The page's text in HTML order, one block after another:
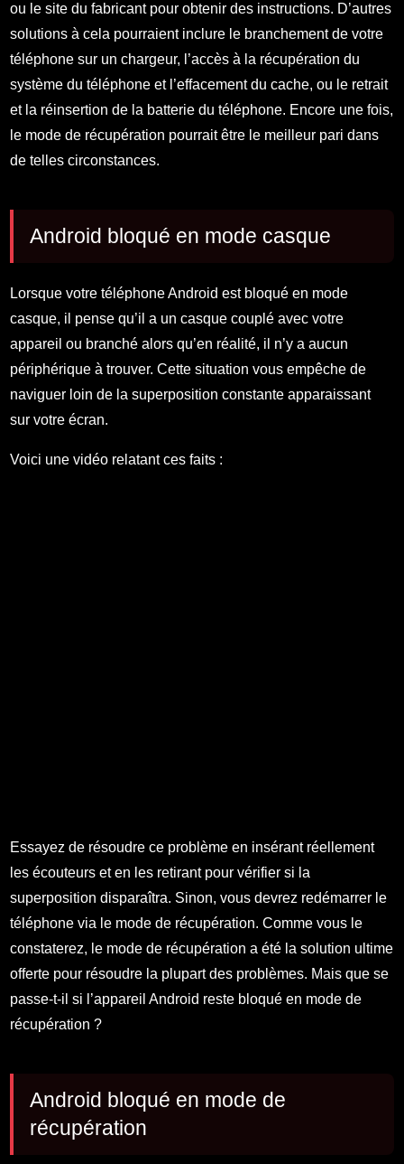
ou le site du fabricant pour obtenir des instructions. D’autres
solutions à cela pourraient inclure le branchement de votre
téléphone sur un chargeur, l’accès à la récupération du
système du téléphone et l’effacement du cache, ou le retrait
et la réinsertion de la batterie du téléphone. Encore une fois,
le mode de récupération pourrait être le meilleur pari dans
de telles circonstances.
Android bloqué en mode casque
Lorsque votre téléphone Android est bloqué en mode
casque, il pense qu’il a un casque couplé avec votre
appareil ou branché alors qu’en réalité, il n’y a aucun
périphérique à trouver. Cette situation vous empêche de
naviguer loin de la superposition constante apparaissant
sur votre écran.
Voici une vidéo relatant ces faits :
Essayez de résoudre ce problème en insérant réellement
les écouteurs et en les retirant pour vérifier si la
superposition disparaîtra. Sinon, vous devrez redémarrer le
téléphone via le mode de récupération. Comme vous le
constaterez, le mode de récupération a été la solution ultime
offerte pour résoudre la plupart des problèmes. Mais que se
passe-t-il si l’appareil Android reste bloqué en mode de
récupération ?
Android bloqué en mode de
récupération